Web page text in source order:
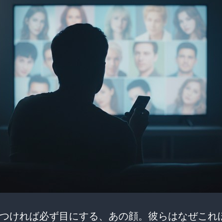
ければ必ず目にする、あの顔。彼らはなぜこれ